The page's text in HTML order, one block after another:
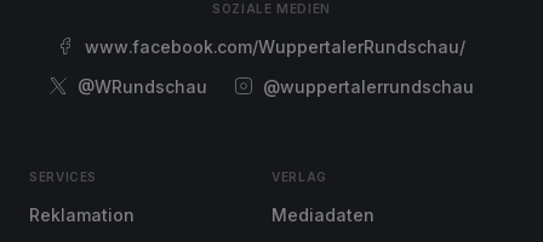
SOZIALE MEDIEN
www.facebook.com/WuppertalerRundschau/
@WRundschau
@wuppertalerrundschau
SERVICES
Reklamation
VERLAG
Mediadaten